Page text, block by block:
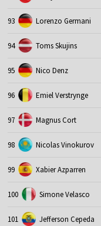
93 Lorenzo Germani
94 Toms Skujins
95 Nico Denz
96 Emiel Verstrynge
97 Magnus Cort
98 Nicolas Vinokurov
99 Xabier Azparren
100 Simone Velasco
101 Jefferson Cepeda